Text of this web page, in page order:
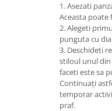
1. Asezati
Aceasta
2. Alegeti
punguta cu
3. Deschideti
stiloul unul din
faceti este sa
Continuați
temporar
praf.